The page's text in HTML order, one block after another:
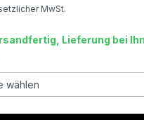
MwSt.
Lieferung bei